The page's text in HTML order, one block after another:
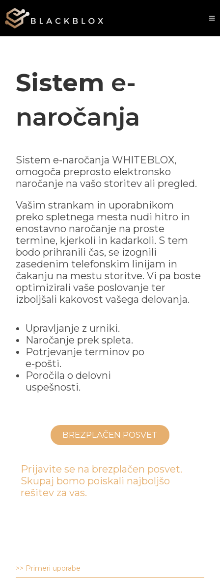
Sistem e-
naročanja
Sistem e-naročanja WHITEBLOX,
omogoča preprosto elektronsko
naročanje na vašo storitev ali pregled.
Vašim strankam in uporabnikom
preko spletnega mesta nudi hitro in
enostavno naročanje na proste
termine, kjerkoli in kadarkoli. S tem
bodo prihranili čas, se izognili
zasedenim telefonskim linijam in
čakanju na mestu storitve. Vi pa boste
optimizirali vaše poslovanje ter
izboljšali kakovost vašega delovanja.
Upravljanje z urniki.
Naročanje prek spleta.
Potrjevanje terminov po
e-pošti.
Poročila o delovni
uspešnosti.
BREZPLAČEN POSVET
Prijavite se na brezplačen posvet.
Skupaj bomo poiskali najboljšo
rešitev za vas.
>> Primeri uporabe